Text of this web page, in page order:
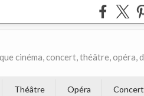
cinéma, concert, théâtre, opéra,
Théâtre Opéra